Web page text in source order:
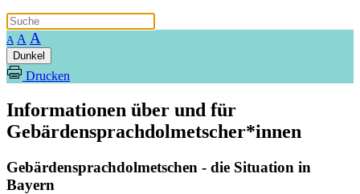
A A A
Dunkel
Drucken
Informationen über und für
Gebärdensprachdolmetscher*innen
Gebärdensprachdolmetschen - die Situation in
Bayern